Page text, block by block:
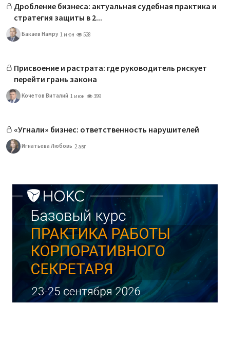
Дробление бизнеса: актуальная судебная практика и
стратегия защиты в 2...
Бакаев Намру 1 июн 528
Присвоение и растрата: где руководитель рискует
перейти грань закона
Кочетов Виталий 1 июн 399
«Угнали» бизнес: ответственность нарушителей
Игнатьева Любовь 2 авг